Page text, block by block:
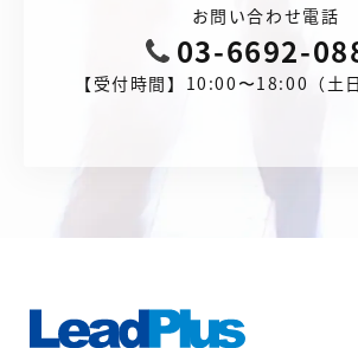
お問い合わせ電話
03-6692-
【受付時間】10:00〜18:00（土